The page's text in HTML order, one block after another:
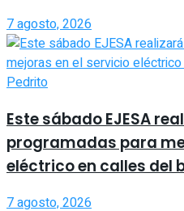
7 agosto, 2026
Este sábado EJESA
programadas para
eléctrico en calles del
7 agosto, 2026